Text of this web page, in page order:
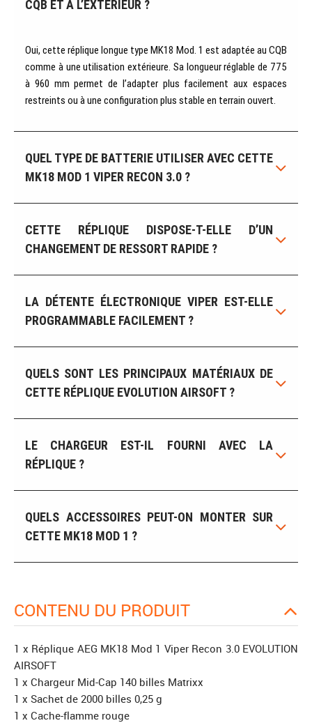
CQB ET À L’EXTÉRIEUR ?
Oui, cette réplique longue type MK18 Mod. 1 est adaptée au CQB
comme à une utilisation extérieure. Sa longueur réglable de 775
à 960 mm permet de l’adapter plus facilement aux espaces
restreints ou à une configuration plus stable en terrain ouvert.
QUEL TYPE DE BATTERIE UTILISER AVEC CETTE
MK18 MOD 1 VIPER RECON 3.0 ?
CETTE RÉPLIQUE DISPOSE-T-ELLE D’UN
CHANGEMENT DE RESSORT RAPIDE ?
LA DÉTENTE ÉLECTRONIQUE VIPER EST-ELLE
PROGRAMMABLE FACILEMENT ?
QUELS SONT LES PRINCIPAUX MATÉRIAUX DE
CETTE RÉPLIQUE EVOLUTION AIRSOFT ?
LE CHARGEUR EST-IL FOURNI AVEC LA
RÉPLIQUE ?
QUELS ACCESSOIRES PEUT-ON MONTER SUR
CETTE MK18 MOD 1 ?
CONTENU DU PRODUIT
1 x Réplique AEG MK18 Mod 1 Viper Recon 3.0 EVOLUTION
AIRSOFT
1 x Chargeur Mid-Cap 140 billes Matrixx
1 x Sachet de 2000 billes 0,25 g
1 x Cache-flamme rouge